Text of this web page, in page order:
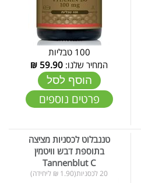
100 טבליות
המחיר שלנו: 59.90
₪
הוסף לסל
פרטים נוספים
טננבלוט לכסניות מציצה
בתוספת דבש וויטמין
Tannenblut C
20 לכסניות(1.90 ₪ ליחידה)